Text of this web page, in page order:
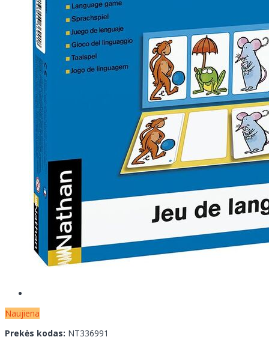
Naujiena
Prekės kodas: NT336991